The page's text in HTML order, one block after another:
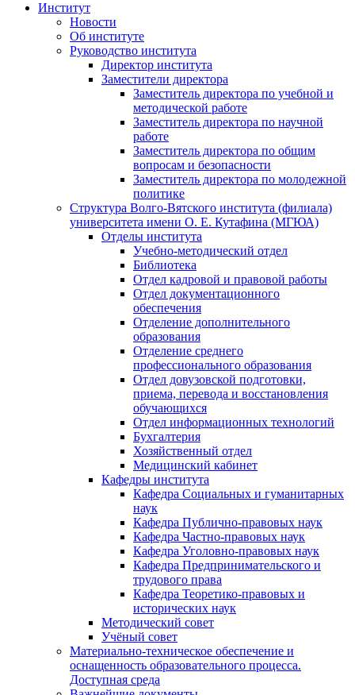
Институт
Новости
Об институте
Руководство института
Директор института
Заместители директора
Заместитель директора по учебной и
методической работе
Заместитель директора по научной
работе
Заместитель директора по общим
вопросам и безопасности
Заместитель директора по молодежной
политике
Структура Волго-Вятского института (филиала)
университета имени О. Е. Кутафина (МГЮА)
Отделы института
Учебно-методический отдел
Библиотека
Отдел кадровой и правовой работы
Отдел документационного
обеспечения
Отделение дополнительного
образования
Отделение среднего
профессионального образования
Отдел довузовской подготовки,
приема, перевода и восстановления
обучающихся
Отдел информационных технологий
Бухгалтерия
Хозяйственный отдел
Медицинский кабинет
Кафедры института
Кафедра Социальных и гуманитарных
наук
Кафедра Публично-правовых наук
Кафедра Частно-правовых наук
Кафедра Уголовно-правовых наук
Кафедра Предпринимательского и
трудового права
Кафедра Теоретико-правовых и
исторических наук
Методический совет
Учёный совет
Материально-техническое обеспечение и
оснащенность образовательного процесса.
Доступная среда